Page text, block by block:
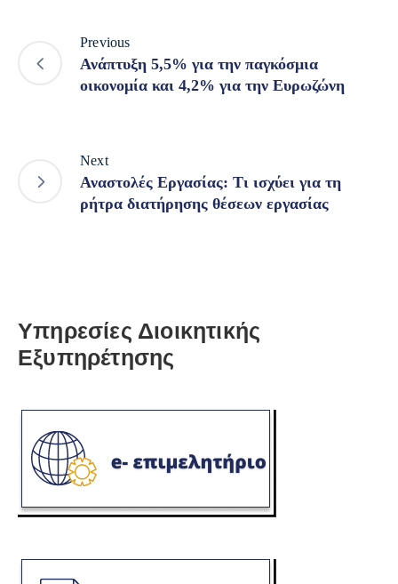
Previous
Ανάπτυξη 5,5% για την παγκόσμια
οικονομία και 4,2% για την Ευρωζώνη
Next
Αναστολές Εργασίας: Τι ισχύει για τη
ρήτρα διατήρησης θέσεων εργασίας
Υπηρεσίες Διοικητικής
Εξυπηρέτησης